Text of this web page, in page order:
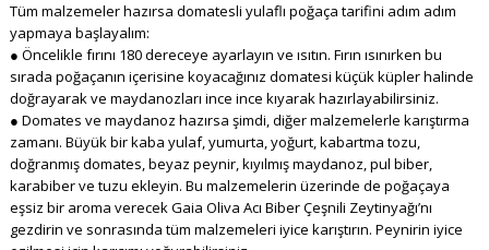
Tüm malzemeler hazırsa domatesli yulaflı poğaça tarifini adım adım
yapmaya başlayalım:
● Öncelikle fırını 180 dereceye ayarlayın ve ısıtın. Fırın ısınırken bu
sırada poğaçanın içerisine koyacağınız domatesi küçük küpler halinde
doğrayarak ve maydanozları ince ince kıyarak hazırlayabilirsiniz.
● Domates ve maydanoz hazırsa şimdi, diğer malzemelerle karıştırma
zamanı. Büyük bir kaba yulaf, yumurta, yoğurt, kabartma tozu,
doğranmış domates, beyaz peynir, kıyılmış maydanoz, pul biber,
karabiber ve tuzu ekleyin. Bu malzemelerin üzerinde de poğaçaya
eşsiz bir aroma verecek Gaia Oliva Acı Biber Çeşnili Zeytinyağı’nı
gezdirin ve sonrasında tüm malzemeleri iyice karıştırın. Peynirin iyice